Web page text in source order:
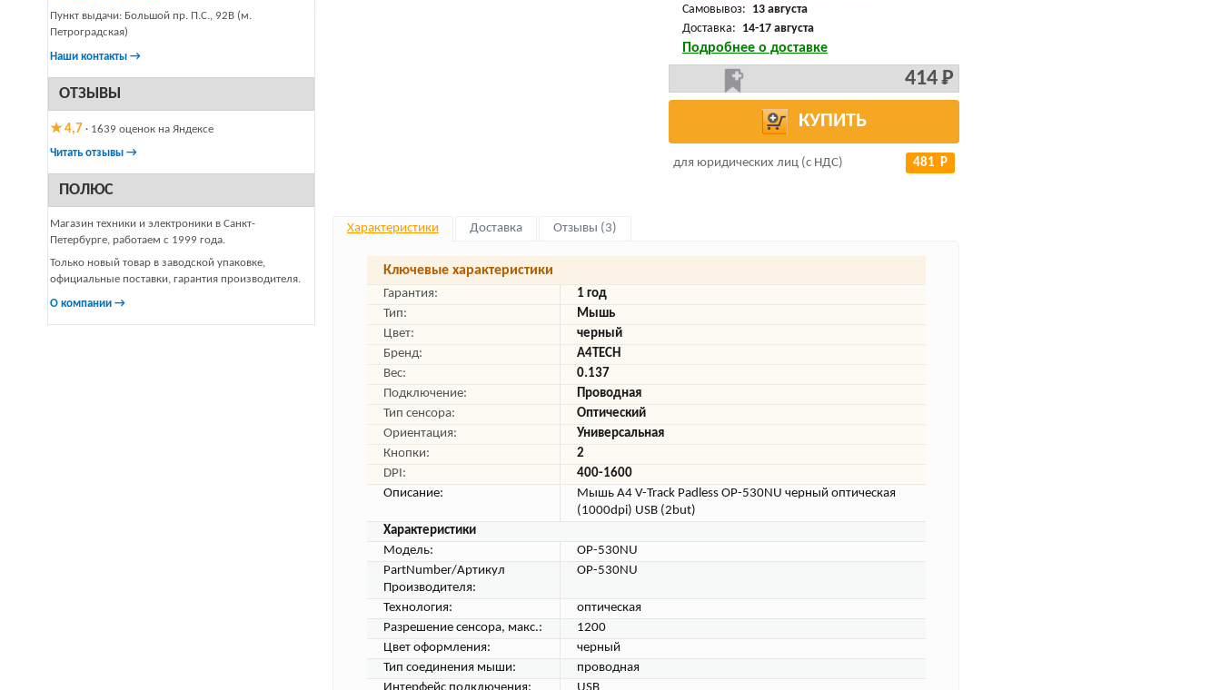
Пункт выдачи: Большой пр. П.С., 92В (м.
Петроградская)
Наши контакты →
ОТЗЫВЫ
★ 4,7 · 1639 оценок на Яндексе
Читать отзывы →
ПОЛЮС
Магазин техники и электроники в Санкт-
Петербурге, работаем с 1999 года.
Только новый товар в заводской упаковке,
официальные поставки, гарантия производителя.
О компании →
Самовывоз: 13 августа
Доставка: 14-17 августа
Подробнее о доставке
414 Р
КУПИТЬ
для юридических лиц (с НДС) 481 Р
Характеристики Доставка Отзывы (3)
Ключевые характеристики
Гарантия:
1 год
Тип:
Мышь
Цвет:
черный
Бренд:
A4TECH
Вес:
0.137
Подключение:
Проводная
Тип сенсора:
Оптический
Ориентация:
Универсальная
Кнопки:
2
DPI:
400-1600
Описание:
Мышь A4 V-Track Padless OP-530NU черный оптическая
(1000dpi) USB (2but)
Характеристики
Модель:
OP-530NU
PartNumber/Артикул
Производителя:
OP-530NU
Технология:
оптическая
Разрешение сенсора, макс.:
1200
Цвет оформления:
черный
Тип соединения мыши:
проводная